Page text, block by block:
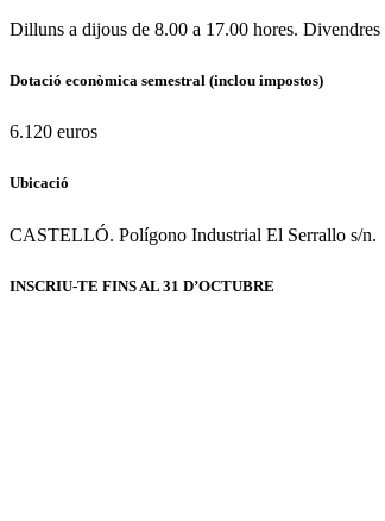
Dilluns a dijous de 8.00 a 17.00 hores.
Dotació econòmica semestral (inclou impostos)
6.120 euros
Ubicació
CASTELLÓ. Polígono Industrial El Serrallo s/n.
INSCRIU-TE FINS AL 31 D’OCTUBRE